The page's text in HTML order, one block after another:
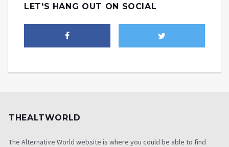
LET'S HANG OUT ON SOCIAL
THEALTWORLD
The Alternative World website is where you could be able to find